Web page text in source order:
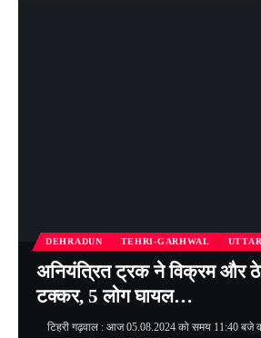
DEHRADUN TEHRI-GARHWAL
अनियंत्रित ट्रक ने विक्रम और
टक्कर, 5 लोग घायल…
टिहरी गढ़वाल : आज 05.08.2024 को समय 11:40 बजे